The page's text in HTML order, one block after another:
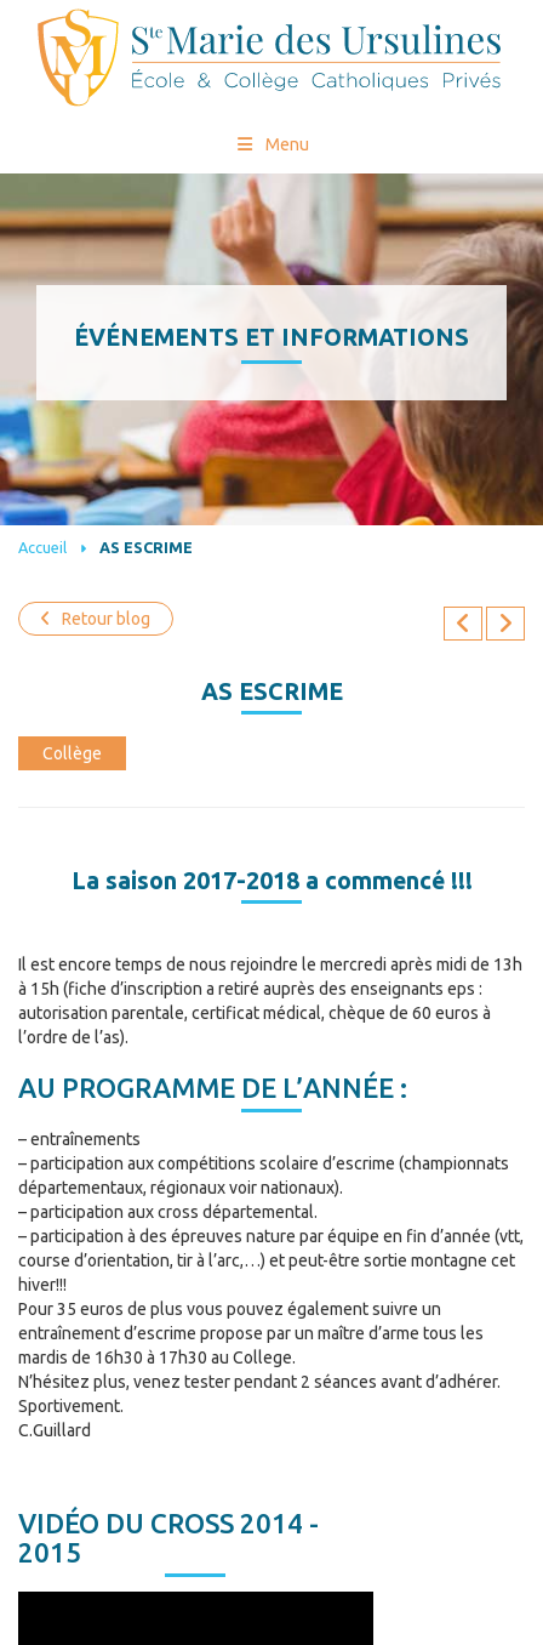
Menu
ÉVÉNEMENTS ET INFORMATIONS
Accueil AS ESCRIME
Retour blog
AS ESCRIME
Collège
La saison 2017-2018 a commencé !!!
Il est encore temps de nous rejoindre le mercredi après midi de 13h
à 15h (fiche d’inscription a retiré auprès des enseignants eps :
autorisation parentale, certificat médical, chèque de 60 euros à
l’ordre de l’as).
AU PROGRAMME DE L’ANNÉE :
– entraînements
– participation aux compétitions scolaire d’escrime (championnats
départementaux, régionaux voir nationaux).
– participation aux cross départemental.
– participation à des épreuves nature par équipe en fin d’année (vtt,
course d’orientation, tir à l’arc,…) et peut-être sortie montagne cet
hiver!!!
Pour 35 euros de plus vous pouvez également suivre un
entraînement d’escrime propose par un maître d’arme tous les
mardis de 16h30 à 17h30 au College.
N’hésitez plus, venez tester pendant 2 séances avant d’adhérer.
Sportivement.
C.Guillard
VIDÉO DU CROSS 2014 -
2015